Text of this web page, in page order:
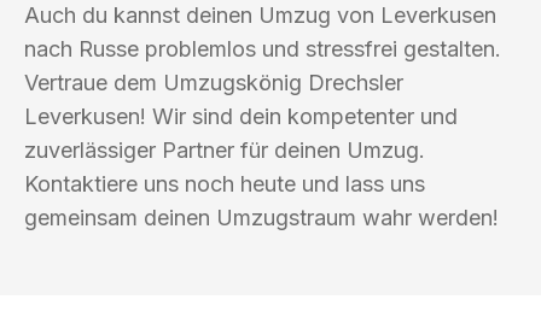
Auch du kannst deinen Umzug von Leverkusen
nach Russe problemlos und stressfrei gestalten.
Vertraue dem Umzugskönig Drechsler
Leverkusen! Wir sind dein kompetenter und
zuverlässiger Partner für deinen Umzug.
Kontaktiere uns noch heute und lass uns
gemeinsam deinen Umzugstraum wahr werden!